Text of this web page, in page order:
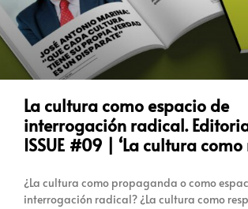
La cultura como espacio de
interrogación radical.
ISSUE #09 | ‘La cultura como
¿La cultura como propaganda o como
interrogación radical? ¿La cultura como